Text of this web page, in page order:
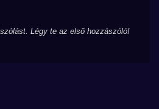
Légy te az első hozzászóló!